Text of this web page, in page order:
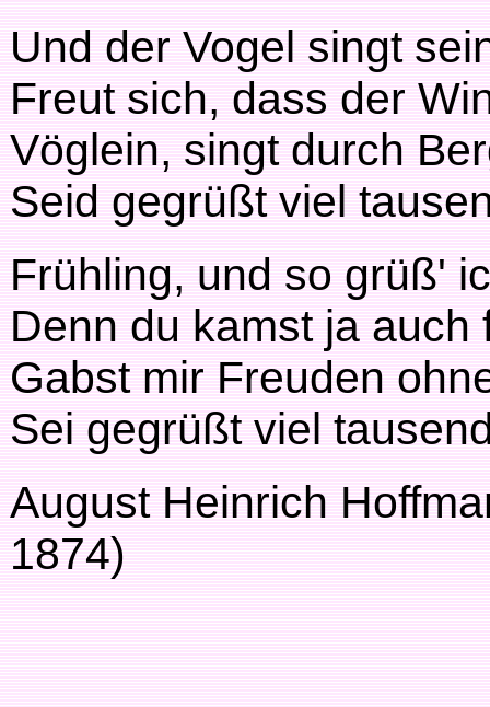
Und der Vogel singt
Freut sich, dass der
Vöglein, singt durch
Seid gegrüßt viel
Frühling, und so grüß'
Denn du kamst ja auch
Gabst mir Freuden
Sei gegrüßt viel
August Heinrich
1874)